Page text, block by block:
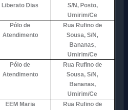
Liberato Dias
S/N, Posto,
Umirim/Ce
Pólo de
Atendimento
Rua Rufino de
Sousa, S/N,
Bananas,
Umirim/Ce
Pólo de
Atendimento
Rua Rufino de
Sousa, S/N,
Bananas,
Umirim/Ce
EEM Maria
Rua Rufino de